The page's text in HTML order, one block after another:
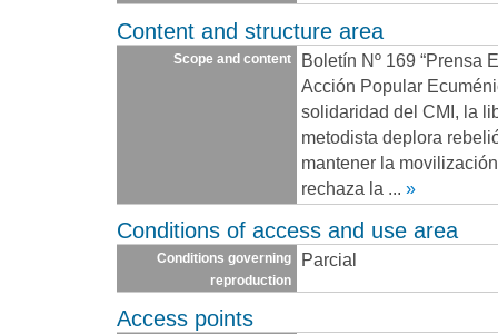
Content and structure area
Scope and content
Boletín Nº 169 “Prensa
Acción Popular
solidaridad del CMI, la
metodista deplora
mantener la
rechaza la
»
Conditions of access and use area
Conditions governing
reproduction
Parcial
Access points